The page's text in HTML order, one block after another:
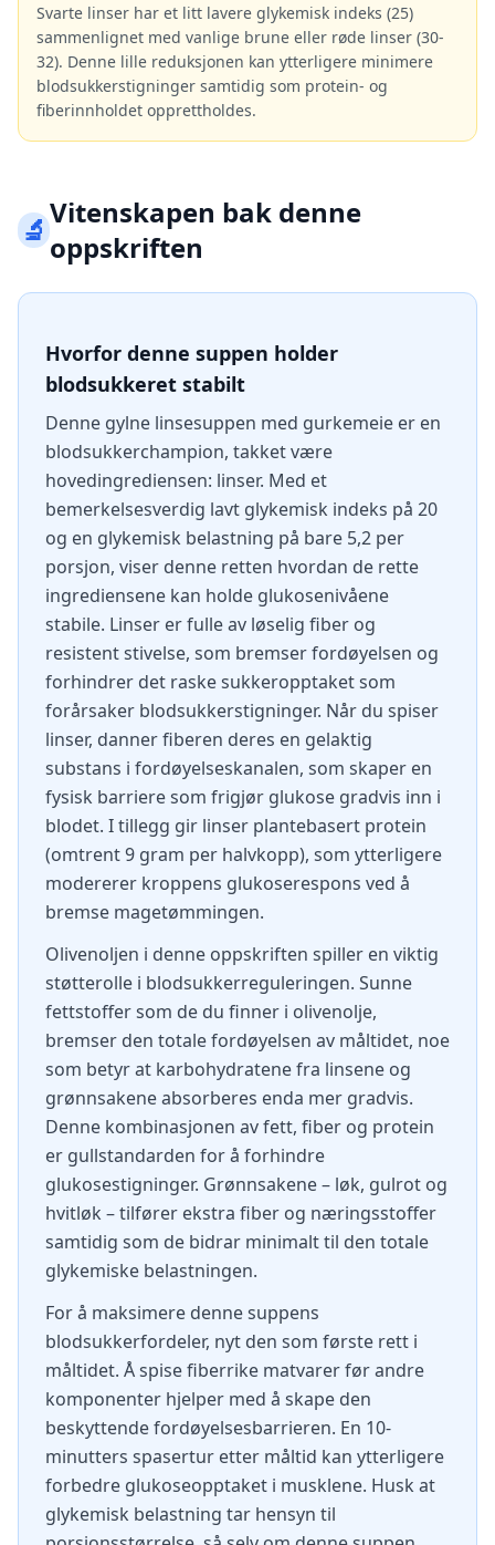
Svarte linser har et litt lavere glykemisk indeks (25)
sammenlignet med vanlige brune eller røde linser (30-
32). Denne lille reduksjonen kan ytterligere minimere
blodsukkerstigninger samtidig som protein- og
fiberinnholdet opprettholdes.
🔬Vitenskapen bak denne
oppskriften
Hvorfor denne suppen holder
blodsukkeret stabilt
Denne gylne linsesuppen med gurkemeie er en
blodsukkerchampion, takket være
hovedingrediensen: linser. Med et
bemerkelsesverdig lavt glykemisk indeks på 20
og en glykemisk belastning på bare 5,2 per
porsjon, viser denne retten hvordan de rette
ingrediensene kan holde glukosenivåene
stabile. Linser er fulle av løselig fiber og
resistent stivelse, som bremser fordøyelsen og
forhindrer det raske sukkeropptaket som
forårsaker blodsukkerstigninger. Når du spiser
linser, danner fiberen deres en gelaktig
substans i fordøyelseskanalen, som skaper en
fysisk barriere som frigjør glukose gradvis inn i
blodet. I tillegg gir linser plantebasert protein
(omtrent 9 gram per halvkopp), som ytterligere
modererer kroppens glukoserespons ved å
bremse magetømmingen.
Olivenoljen i denne oppskriften spiller en viktig
støtterolle i blodsukkerreguleringen. Sunne
fettstoffer som de du finner i olivenolje,
bremser den totale fordøyelsen av måltidet, noe
som betyr at karbohydratene fra linsene og
grønnsakene absorberes enda mer gradvis.
Denne kombinasjonen av fett, fiber og protein
er gullstandarden for å forhindre
glukosestigninger. Grønnsakene – løk, gulrot og
hvitløk – tilfører ekstra fiber og næringsstoffer
samtidig som de bidrar minimalt til den totale
glykemiske belastningen.
For å maksimere denne suppens
blodsukkerfordeler, nyt den som første rett i
måltidet. Å spise fiberrike matvarer før andre
komponenter hjelper med å skape den
beskyttende fordøyelsesbarrieren. En 10-
minutters spasertur etter måltid kan ytterligere
forbedre glukoseopptaket i musklene. Husk at
glykemisk belastning tar hensyn til